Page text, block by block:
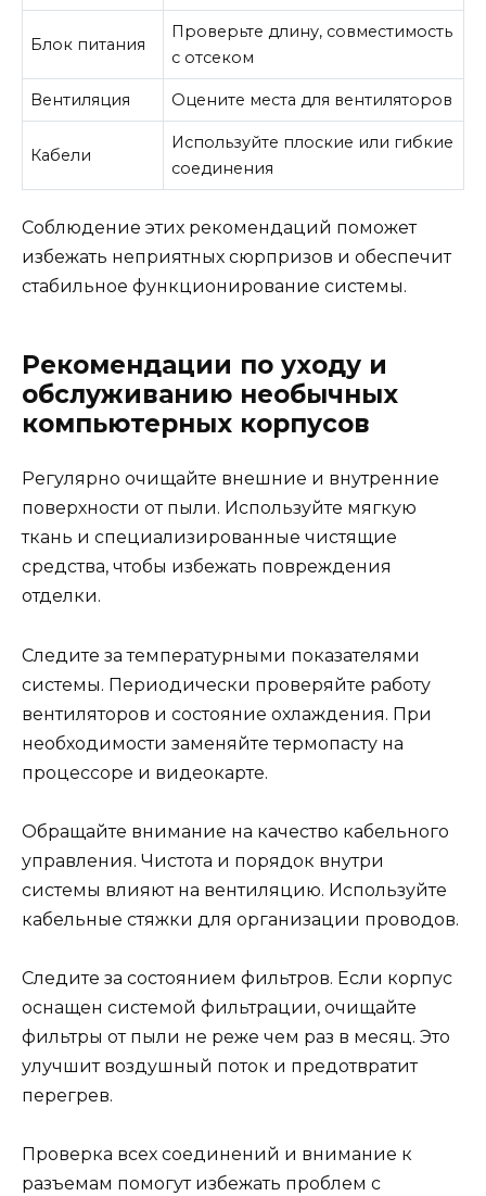
Блок питания
Проверьте длину, совместимость
с отсеком
Вентиляция Оцените места для вентиляторов
Кабели
Используйте плоские или гибкие
соединения
Соблюдение этих рекомендаций поможет
избежать неприятных сюрпризов и обеспечит
стабильное функционирование системы.
Рекомендации по уходу и
обслуживанию необычных
компьютерных корпусов
Регулярно очищайте внешние и внутренние
поверхности от пыли. Используйте мягкую
ткань и специализированные чистящие
средства, чтобы избежать повреждения
отделки.
Следите за температурными показателями
системы. Периодически проверяйте работу
вентиляторов и состояние охлаждения. При
необходимости заменяйте термопасту на
процессоре и видеокарте.
Обращайте внимание на качество кабельного
управления. Чистота и порядок внутри
системы влияют на вентиляцию. Используйте
кабельные стяжки для организации проводов.
Следите за состоянием фильтров. Если корпус
оснащен системой фильтрации, очищайте
фильтры от пыли не реже чем раз в месяц. Это
улучшит воздушный поток и предотвратит
перегрев.
Проверка всех соединений и внимание к
разъемам помогут избежать проблем с